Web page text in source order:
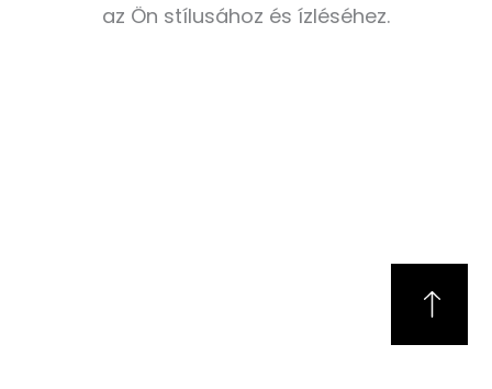
az Ön stílusához és ízléséhez.